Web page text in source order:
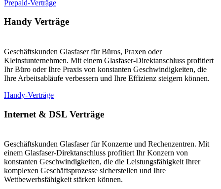
Prepaid-Verträge
Handy Verträge
Geschäftskunden Glasfaser für Büros, Praxen oder
Kleinstunternehmen. Mit einem Glasfaser-Direktanschluss profitiert
Ihr Büro oder Ihre Praxis von konstanten Geschwindigkeiten, die
Ihre Arbeitsabläufe verbessern und Ihre Effizienz steigern können.
Handy-Verträge
Internet & DSL Verträge
Geschäftskunden Glasfaser für Konzerne und Rechenzentren. Mit
einem Glasfaser-Direktanschluss profitiert Ihr Konzern von
konstanten Geschwindigkeiten, die die Leistungsfähigkeit Ihrer
komplexen Geschäftsprozesse sicherstellen und Ihre
Wettbewerbsfähigkeit stärken können.